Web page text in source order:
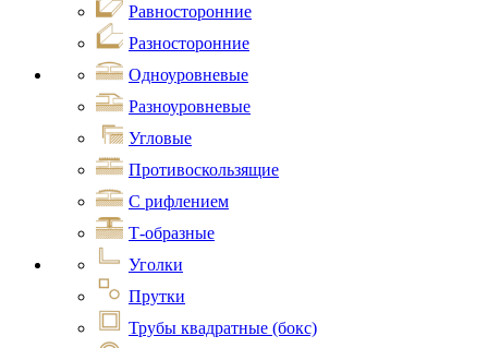
Равносторонние
Разносторонние
Одноуровневые
Разноуровневые
Угловые
Противоскользящие
С рифлением
Т-образные
Уголки
Прутки
Трубы квадратные (бокс)